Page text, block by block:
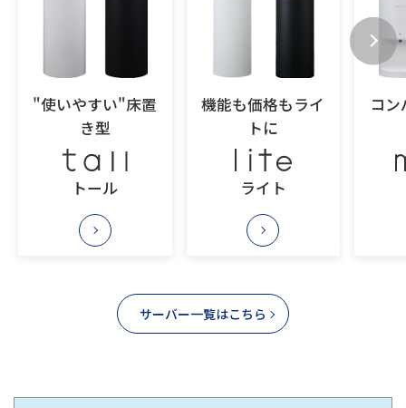
"使いやすい"床置
き型
トール
機能も価格もライ
トに
ライト
コ
サーバー一覧はこちら